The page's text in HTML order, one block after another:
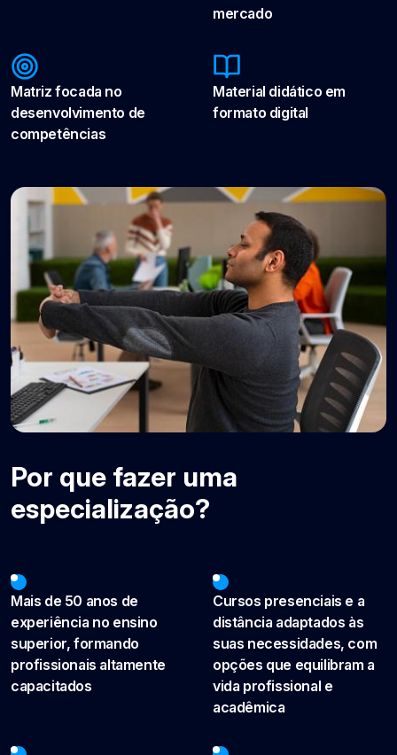
mercado
Matriz focada no
desenvolvimento de
competências
Material didático em
formato digital
Por que fazer uma
especialização?
Mais de 50 anos de
experiência no ensino
superior, formando
profissionais altamente
capacitados
Cursos presenciais e a
distância adaptados às
suas necessidades, com
opções que equilibram a
vida profissional e
acadêmica